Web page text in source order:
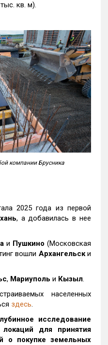
кв. м).
компании Брусника
2025 года из первой
, а добавилась в нее
и Пушкино (Московская
вошли Архангельски
, Мариуполь и Кызыл.
населенных
здесь.
исследование
для принятия
о покупке земельных